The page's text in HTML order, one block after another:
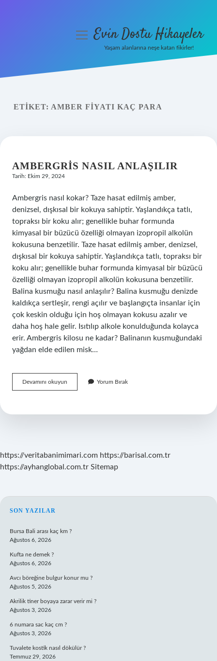
Yasal Uyarı
menüyüEvin Dostu Hikayeler
Yaşam alanlarına neşe katan fikirler!
ETIKET: AMBER FIYATI KAÇ PARA
AMBERGRIS NASIL ANLAŞILIR
Tarih: Ekim 29, 2024
Ambergris nasıl kokar? Taze hasat edilmiş amber,
denizsel, dışkısal bir kokuya sahiptir. Yaşlandıkça tatlı,
topraksı bir koku alır; genellikle buhar formunda
kimyasal bir büzücü özelliği olmayan izopropil alkolün
kokusuna benzetilir. Taze hasat edilmiş amber, denizsel,
dışkısal bir kokuya sahiptir. Yaşlandıkça tatlı, topraksı bir
koku alır; genellikle buhar formunda kimyasal bir büzücü
özelliği olmayan izopropil alkolün kokusuna benzetilir.
Balina kusmuğu nasıl anlaşılır? Balina kusmuğu denizde
kaldıkça sertleşir, rengi açılır ve başlangıçta insanlar için
çok keskin olduğu için hoş olmayan kokusu azalır ve
daha hoş hale gelir. Isıtılıp alkole konulduğunda kolayca
erir. Ambergris kilosu ne kadar? Balinanın kusmuğundaki
yağdan elde edilen misk…
Devamını okuyun Ambergris
Nasıl
Yorum Bırak
https://veritabanimimari.com https://barisal.com.tr
https://ayhanglobal.com.tr Sitemap
SIDEBAR
SON YAZILAR
Bursa Bali arası kaç km ?
Ağustos 6, 2026
Kufta ne demek ?
Ağustos 6, 2026
Avcı böreğine bulgur konur mu ?
Ağustos 5, 2026
Akrilik tiner boyaya zarar verir mi ?
Ağustos 3, 2026
6 numara sac kaç cm ?
Ağustos 3, 2026
Tuvalete kostik nasıl dökülür ?
Temmuz 29, 2026